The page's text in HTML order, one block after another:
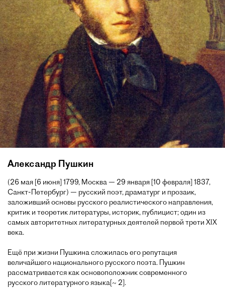
Александр Пушкин
(26 мая [6 июня] 1799, Москва — 29 января [10 февраля] 1837,
Санкт-Петербург) — русский поэт, драматург и прозаик,
заложивший основы русского реалистического направления,
критик и теоретик литературы, историк, публицист; один из
самых авторитетных литературных деятелей первой трети XIX
века.
Ещё при жизни Пушкина сложилась его репутация
величайшего национального русского поэта. Пушкин
рассматривается как основоположник современного
русского литературного языка[~ 2].